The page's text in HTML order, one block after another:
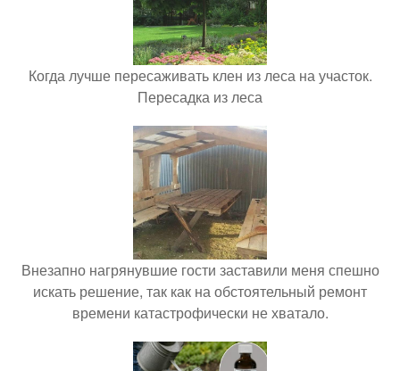
Когда лучше пересаживать клен из леса на участок.
Пересадка из леса
Внезапно нагрянувшие гости заставили меня спешно
искать решение, так как на обстоятельный ремонт
времени катастрофически не хватало.